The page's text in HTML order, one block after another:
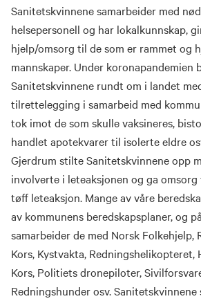
Sanitetskvinnene samarbeider med
helsepersonell og har lokalkunnskap,
hjelp/omsorg til de som er rammet og
mannskaper. Under koronapandemien
Sanitetskvinnene rundt om i landet
tilrettelegging i samarbeid med
tok imot de som skulle vaksineres,
handlet apotekvarer til isolerte eldre
Gjerdrum stilte Sanitetskvinnene opp
involverte i leteaksjonen og ga
tøff leteaksjon. Mange av våre
av kommunens beredskapsplaner, og
samarbeider de med Norsk Folkehjelp,
Kors, Kystvakta, Redningshelikopteret,
Kors, Politiets dronepiloter,
Redningshunder osv.